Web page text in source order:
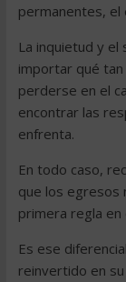
permanentes, el
La inquietud y
importar qué
perderse en el
encontrar las
enfrenta.
En todo caso,
que los egresos
primera regla en
Es ese
reinvertido en